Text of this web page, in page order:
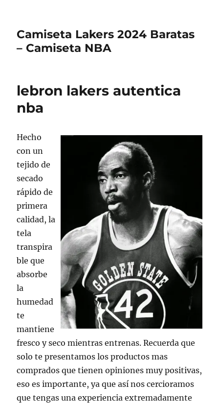
Camiseta Lakers 2024 Baratas
– Camiseta NBA
lebron lakers autentica
nba
Hecho
con un
tejido de
secado
rápido de
primera
calidad, la
tela
transpira
ble que
absorbe
la
humedad
te
mantiene
fresco y seco mientras entrenas. Recuerda que
solo te presentamos los productos mas
comprados que tienen opiniones muy positivas,
eso es importante, ya que así nos cercioramos
que tengas una experiencia extremadamente